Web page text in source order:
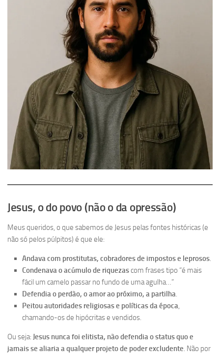
Jesus, o do povo (não o da opressão)
Meus queridos, o que sabemos de Jesus pelas fontes históricas (e
não só pelos púlpitos) é que ele:
Andava com prostitutas, cobradores de impostos e leprosos.
Condenava o acúmulo de riquezascom frases tipo “é mais
fácil um camelo passar no fundo de uma agulha…”
Defendia o perdão, o amor ao próximo, a partilha.
Peitou autoridades religiosas e políticas da época,
chamando-os de hipócritas e vendidos.
Ou seja: Jesus nunca foi elitista, não defendia o status quo e
jamais se aliaria a qualquer projeto de poder excludente. Não por